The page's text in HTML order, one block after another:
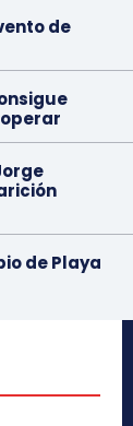
de
de Playa